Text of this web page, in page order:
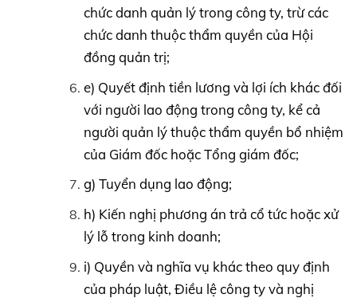
chức danh quản lý trong công ty, trừ các
chức danh thuộc thẩm quyền của Hội
đồng quản trị;
e) Quyết định tiền lương và lợi ích khác đối
với người lao động trong công ty, kể cả
người quản lý thuộc thẩm quyền bổ nhiệm
của Giám đốc hoặc Tổng giám đốc;
g) Tuyển dụng lao động;
h) Kiến nghị phương án trả cổ tức hoặc xử
lý lỗ trong kinh doanh;
i) Quyền và nghĩa vụ khác theo quy định
của pháp luật, Điều lệ công ty và nghị